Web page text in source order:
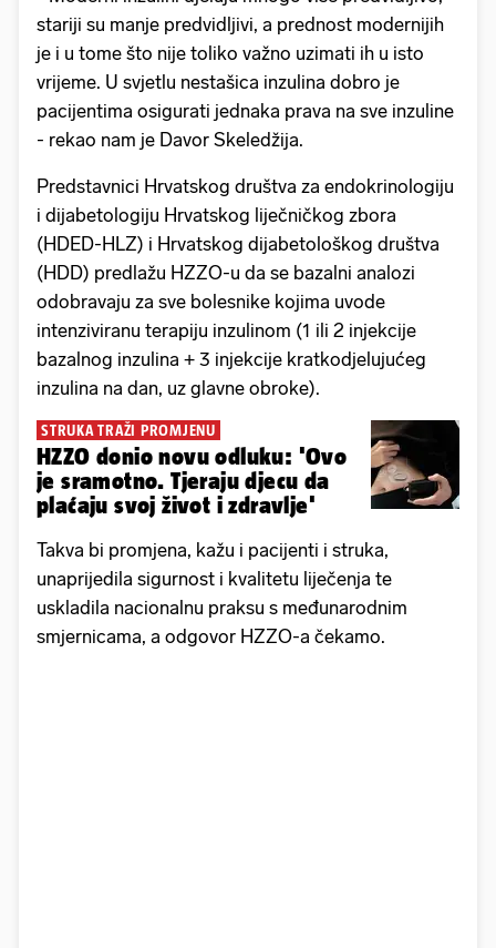
stariji su manje predvidljivi, a prednost modernijih
je i u tome što nije toliko važno uzimati ih u isto
vrijeme. U svjetlu nestašica inzulina dobro je
pacijentima osigurati jednaka prava na sve inzuline
- rekao nam je Davor Skeledžija.
Predstavnici Hrvatskog društva za endokrinologiju
i dijabetologiju Hrvatskog liječničkog zbora
(HDED-HLZ) i Hrvatskog dijabetološkog društva
(HDD) predlažu HZZO-u da se bazalni analozi
odobravaju za sve bolesnike kojima uvode
intenziviranu terapiju inzulinom (1 ili 2 injekcije
bazalnog inzulina + 3 injekcije kratkodjelujućeg
inzulina na dan, uz glavne obroke).
STRUKA TRAŽI PROMJENU
HZZO donio novu odluku: 'Ovo
je sramotno. Tjeraju djecu da
plaćaju svoj život i zdravlje'
Takva bi promjena, kažu i pacijenti i struka,
unaprijedila sigurnost i kvalitetu liječenja te
uskladila nacionalnu praksu s međunarodnim
smjernicama, a odgovor HZZO-a čekamo.